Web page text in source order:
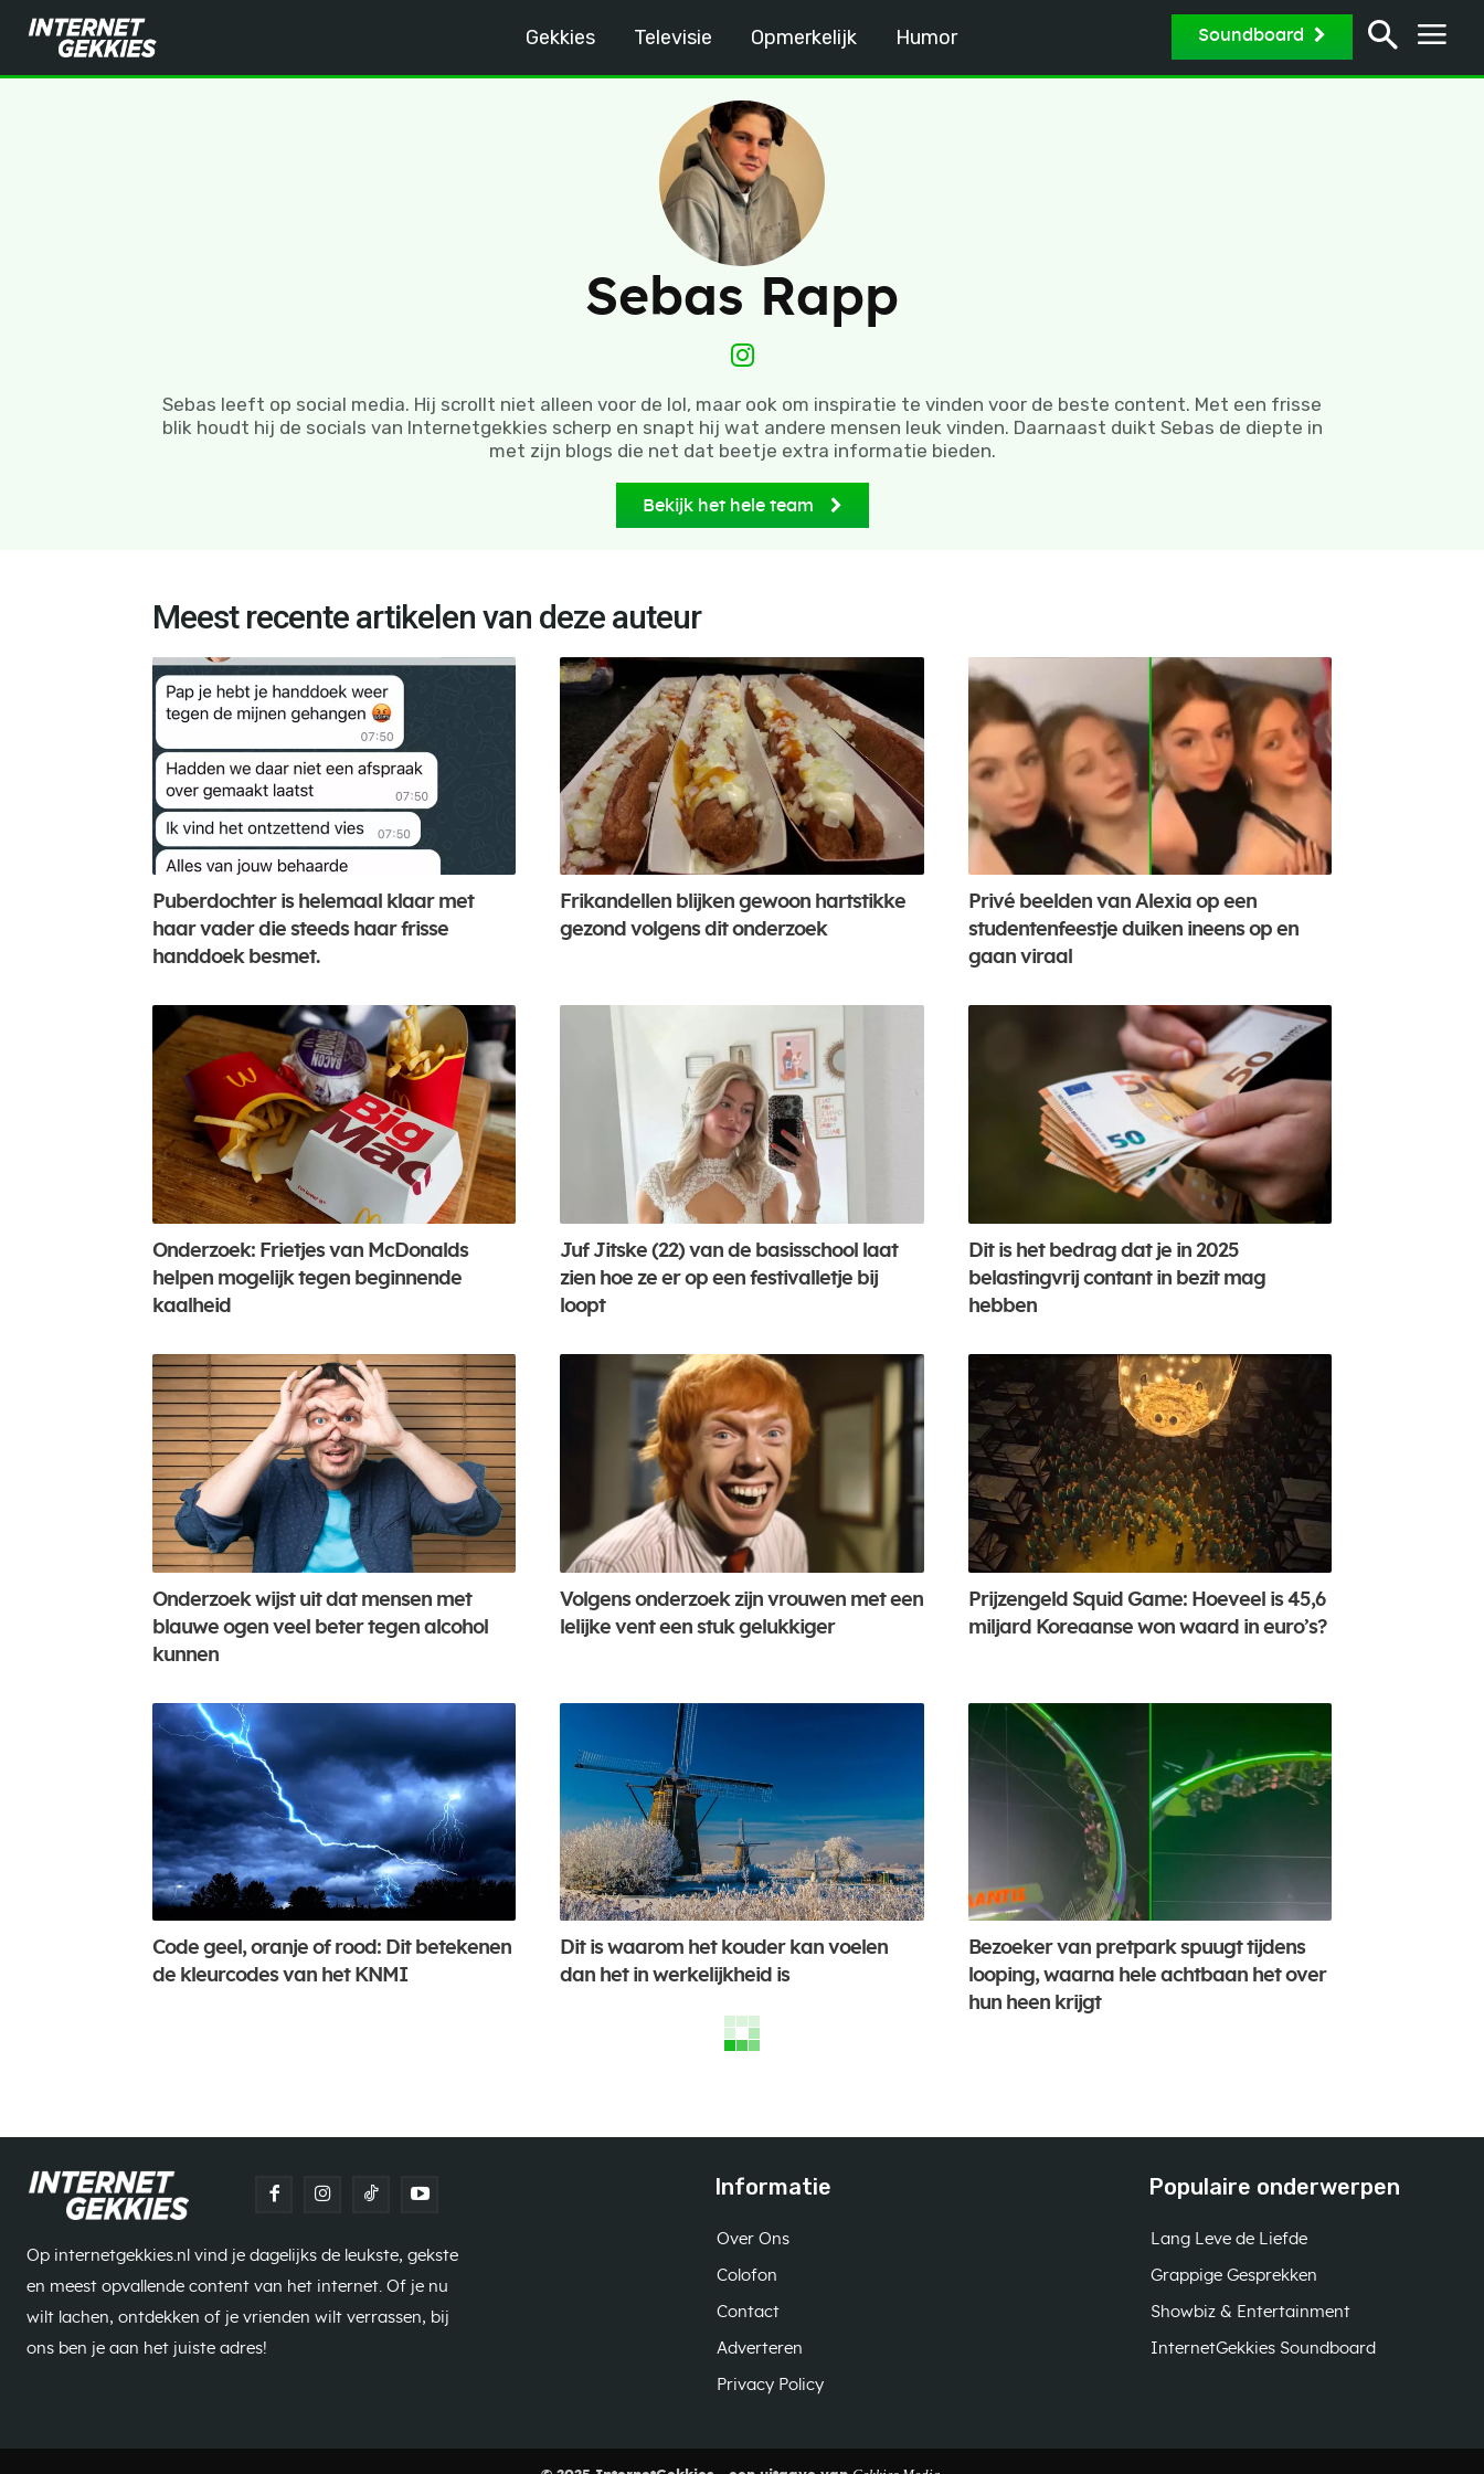
Gekkies Televisie Opmerkelijk Humor Soundboard
Sebas Rapp
Sebas leeft op social media. Hij scrollt niet alleen voor de lol, maar ook om inspiratie te vinden voor de beste content. Met een frisse
blik houdt hij de socials van Internetgekkies scherp en snapt hij wat andere mensen leuk vinden. Daarnaast duikt Sebas de diepte in
met zijn blogs die net dat beetje extra informatie bieden.
Bekijk het hele team
Meest recente artikelen van deze auteur
Puberdochter is helemaal klaar met
haar vader die steeds haar frisse
handdoek besmet.
Frikandellen blijken gewoon hartstikke
gezond volgens dit onderzoek
Privé beelden van Alexia op een
studentenfeestje duiken ineens op en
gaan viraal
Onderzoek: Frietjes van McDonalds
helpen mogelijk tegen beginnende
kaalheid
Juf Jitske (22) van de basisschool laat
zien hoe ze er op een festivalletje bij
loopt
Dit is het bedrag dat je in 2025
belastingvrij contant in bezit mag
hebben
Onderzoek wijst uit dat mensen met
blauwe ogen veel beter tegen alcohol
kunnen
Volgens onderzoek zijn vrouwen met een
lelijke vent een stuk gelukkiger
Prijzengeld Squid Game: Hoeveel is 45,6
miljard Koreaanse won waard in euro’s?
Code geel, oranje of rood: Dit betekenen
de kleurcodes van het KNMI
Dit is waarom het kouder kan voelen
dan het in werkelijkheid is
Bezoeker van pretpark spuugt tijdens
looping, waarna hele achtbaan het over
hun heen krijgt
Op internetgekkies.nl vind je dagelijks de leukste, gekste
en meest opvallende content van het internet. Of je nu
wilt lachen, ontdekken of je vrienden wilt verrassen, bij
ons ben je aan het juiste adres!
Informatie
Over Ons
Colofon
Contact
Adverteren
Privacy Policy
Populaire onderwerpen
Lang Leve de Liefde
Grappige Gesprekken
Showbiz & Entertainment
InternetGekkies Soundboard